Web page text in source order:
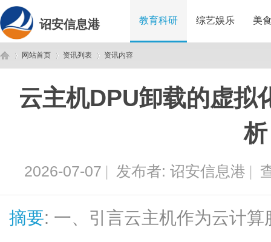
诏安信息港 教育科研 综艺娱乐 美
网站首页
›
资讯列表
›
资讯内容
云主机DPU卸载的虚拟
析
2026-07-07 | 发布者: 诏安信息港 |
摘要: 一、引言云主机作为云计